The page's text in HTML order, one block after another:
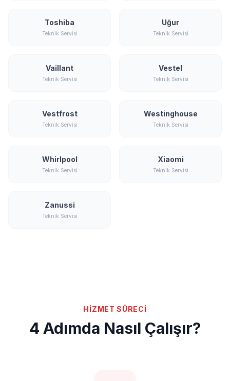
Toshiba
Teknik Servisi
Uğur
Teknik Servisi
Vaillant
Teknik Servisi
Vestel
Teknik Servisi
Vestfrost
Teknik Servisi
Westinghouse
Teknik Servisi
Whirlpool
Teknik Servisi
Xiaomi
Teknik Servisi
Zanussi
Teknik Servisi
HİZMET SÜRECİ
4 Adımda Nasıl Çalışır?